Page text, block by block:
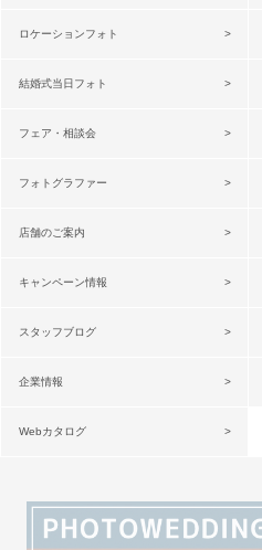
ロケーションフォト
結婚式当日フォト
フェア・相談会
フォトグラファー
店舗のご案内
キャンペーン情報
スタッフブログ
企業情報
Webカタログ